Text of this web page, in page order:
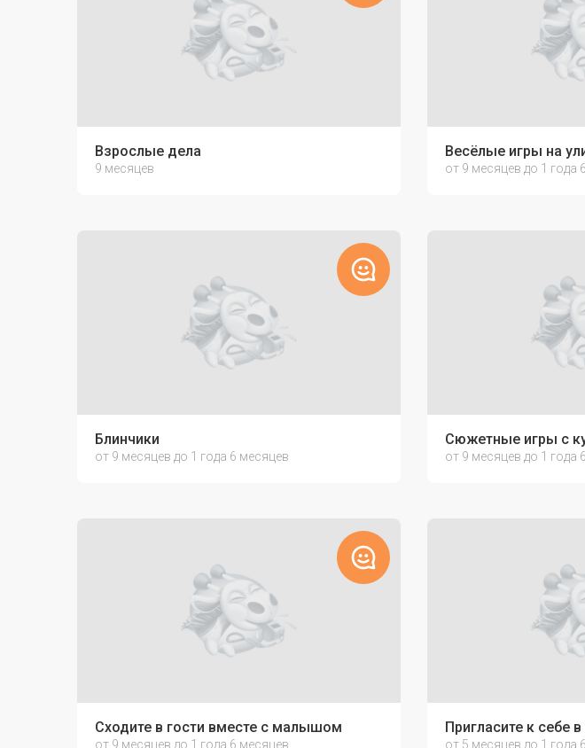
Взрослые дела
9 месяцев
Весёлые игры на
от 9 месяцев до 1 года
Блинчики
от 9 месяцев до 1 года 6 месяцев
Сюжетные игры с
от 9 месяцев до 1 года
Сходите в гости вместе с малышом
от 9 месяцев до 1 года 6 месяцев
Пригласите к себе
от 5 месяцев до 1 года